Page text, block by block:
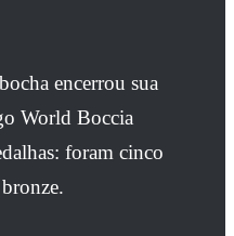
encerrou sua
World Boccia
foram cinco